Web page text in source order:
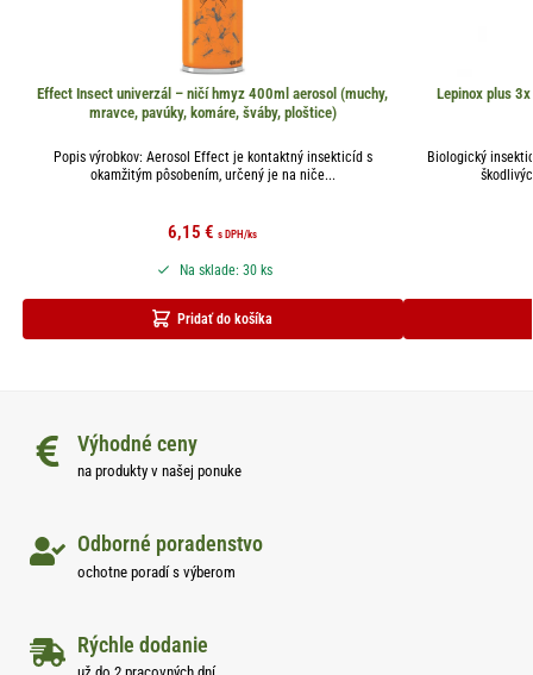
Effect Insect univerzál – ničí hmyz 400ml aerosol (muchy,
mravce, pavúky, komáre, šváby, ploštice)
Popis výrobkov: Aerosol Effect je kontaktný insekticíd s
okamžitým pôsobením, určený je na niče...
6,15€ s DPH/ks
Pridať do košíka
Na sklade: 30 ks
Lepinox plus
Biologický
Výhodné ceny
na produkty v našej ponuke
Odborné poradenstvo
ochotne poradí s výberom
Rýchle dodanie